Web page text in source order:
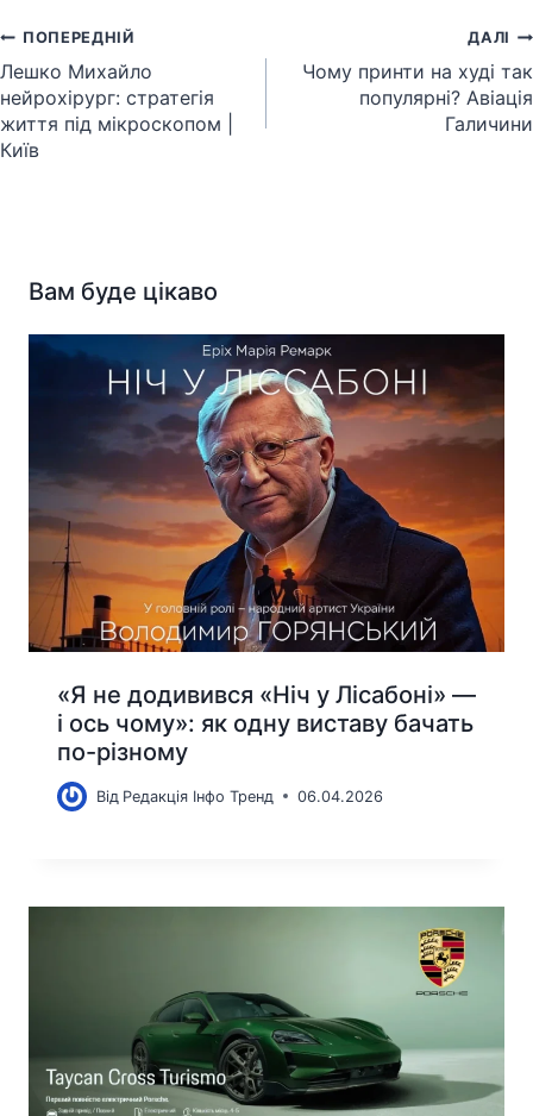
Навігація
записів
ПОПЕРЕДНІЙ
Лешко Михайло
нейрохірург: стратегія
життя під мікроскопом |
Київ
ДАЛІ
Чому принти на худі так
популярні? Авіація
Галичини
Вам буде цікаво
«Я не додивився «Ніч у Лісабоні» —
і ось чому»: як одну виставу бачать
по-різному
Від Редакція Інфо Тренд 06.04.2026